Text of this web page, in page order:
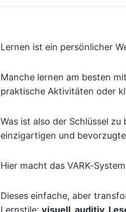
Lernen ist ein persönlicher
Manche lernen am besten
praktische Aktivitäten oder
Was ist also der Schlüssel
einzigartigen und
Hier macht das VARK-
Dieses einfache, aber
Lernstile: visuell, auditiv,